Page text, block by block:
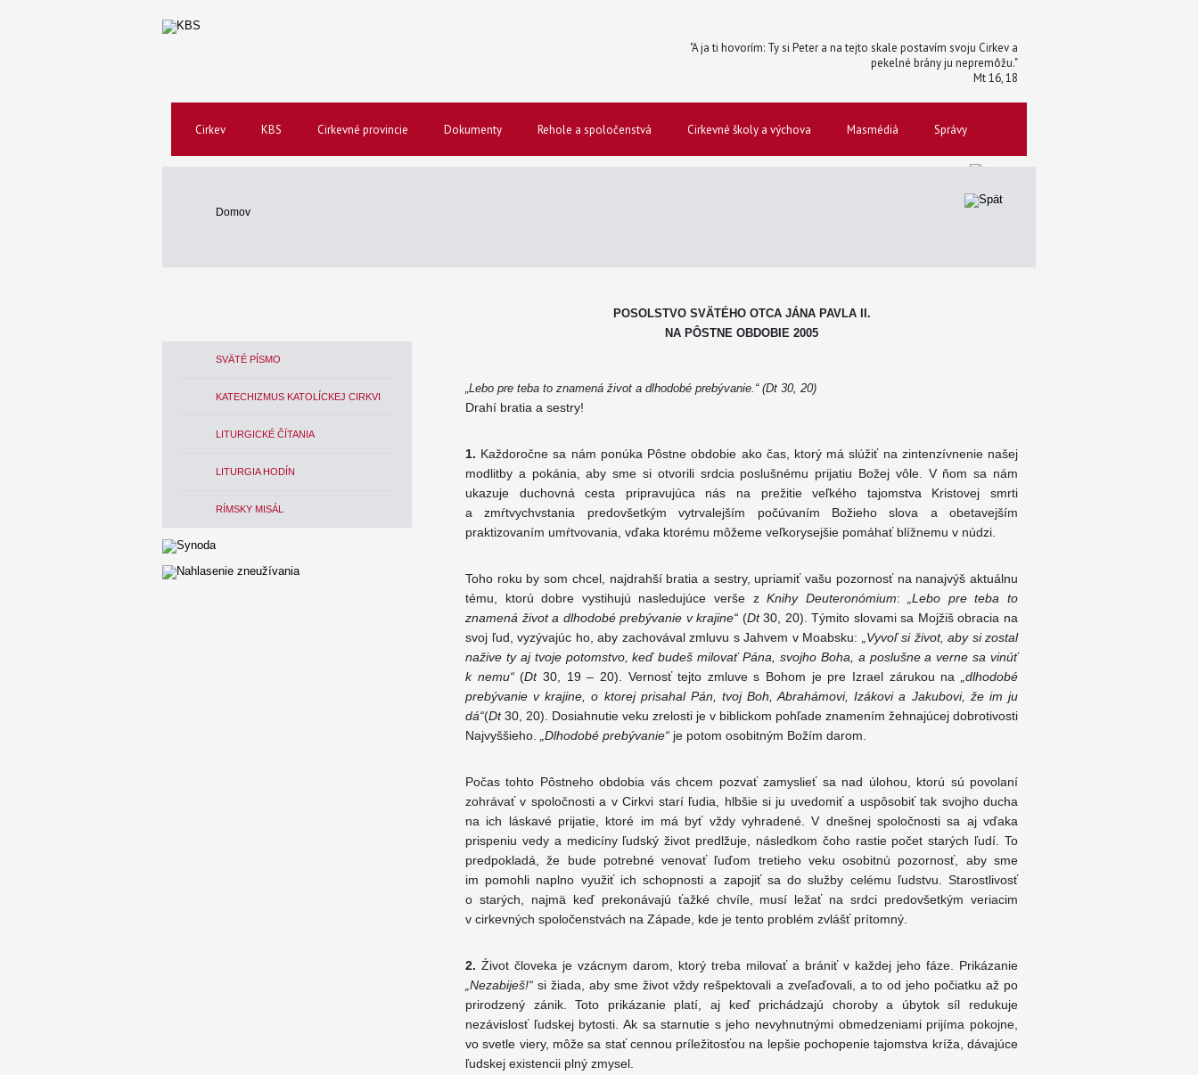
"A ja ti hovorím: Ty si Peter a na tejto skale postavím svoju Cirkev a
pekelné brány ju nepremôžu."
Mt 16, 18
Cirkev KBS Cirkevné provincie Dokumenty Rehole a spoločenstvá Cirkevné školy a výchova Masmédiá Správy
Domov
SVÄTÉ PÍSMO
KATECHIZMUS KATOLÍCKEJ CIRKVI
LITURGICKÉ ČÍTANIA
LITURGIA HODÍN
RÍMSKY MISÁL
POSOLSTVO SVÄTÉHO OTCA JÁNA PAVLA II.
NA PÔSTNE OBDOBIE 2005
„Lebo pre teba to znamená život a dlhodobé prebývanie.“ (Dt 30, 20)
Drahí bratia a sestry!
1. Každoročne sa nám ponúka Pôstne obdobie ako čas, ktorý má slúžiť na zintenzívnenie našej
modlitby a pokánia, aby sme si otvorili srdcia poslušnému prijatiu Božej vôle. V ňom sa nám
ukazuje duchovná cesta pripravujúca nás na prežitie veľkého tajomstva Kristovej smrti
a zmŕtvychvstania predovšetkým vytrvalejším počúvaním Božieho slova a obetavejším
praktizovaním umŕtvovania, vďaka ktorému môžeme veľkorysejšie pomáhať blížnemu v núdzi.
Toho roku by som chcel, najdrahší bratia a sestry, upriamiť vašu pozornosť na nanajvýš aktuálnu
tému, ktorú dobre vystihujú nasledujúce verše zKnihy Deuteronómium: „Lebo pre teba to
znamená život a dlhodobé prebývanie v krajine“ (Dt30, 20). Týmito slovami sa Mojžiš obracia na
svoj ľud, vyzývajúc ho, aby zachovával zmluvu s Jahvem v Moabsku:
„Vyvoľ si život, aby si zostal
nažive ty aj tvoje potomstvo, keď budeš milovať Pána, svojho Boha, a poslušne a verne sa vinúť
k nemu“(Dt30, 19 – 20). Vernosť tejto zmluve s Bohom je pre Izrael zárukou na
„dlhodobé
prebývanie v krajine, o ktorej prisahal Pán, tvoj Boh, Abrahámovi, Izákovi a Jakubovi, že im ju
dá“(Dt30, 20). Dosiahnutie veku zrelosti je v biblickom pohľade znamením žehnajúcej dobrotivosti
Najvyššieho.
„Dlhodobé prebývanie“ je potom osobitným Božím darom.
Počas tohto Pôstneho obdobia vás chcem pozvať zamyslieť sa nad úlohou, ktorú sú povolaní
zohrávať v spoločnosti a v Cirkvi starí ľudia, hlbšie si ju uvedomiť a uspôsobiť tak svojho ducha
na ich láskavé prijatie, ktoré im má byť vždy vyhradené. V dnešnej spoločnosti sa aj vďaka
prispeniu vedy a medicíny ľudský život predlžuje, následkom čoho rastie počet starých ľudí. To
predpokladá, že bude potrebné venovať ľuďom tretieho veku osobitnú pozornosť, aby sme
im pomohli naplno využiť ich schopnosti a zapojiť sa do služby celému ľudstvu. Starostlivosť
o starých, najmä keď prekonávajú ťažké chvíle, musí ležať na srdci predovšetkým veriacim
v cirkevných spoločenstvách na Západe, kde je tento problém zvlášť prítomný.
2. Źivot človeka je vzácnym darom, ktorý treba milovať a brániť v každej jeho fáze. Prikázanie
„Nezabiješ!“ si žiada, aby sme život vždy rešpektovali a zveľaďovali, a to od jeho počiatku až po
prirodzený zánik. Toto prikázanie platí, aj keď prichádzajú choroby a úbytok síl redukuje
nezávislosť ľudskej bytosti. Ak sa starnutie s jeho nevyhnutnými obmedzeniami prijíma pokojne,
vo svetle viery, môže sa stať cennou príležitosťou na lepšie pochopenie tajomstva kríža, dávajúce
ľudskej existencii plný zmysel.